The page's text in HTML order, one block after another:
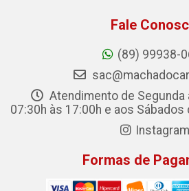
Fale
(89) 99938-
Atendimento de Segunda
07:30h às 17:00h e aos Sábados
Instagram
Formas de